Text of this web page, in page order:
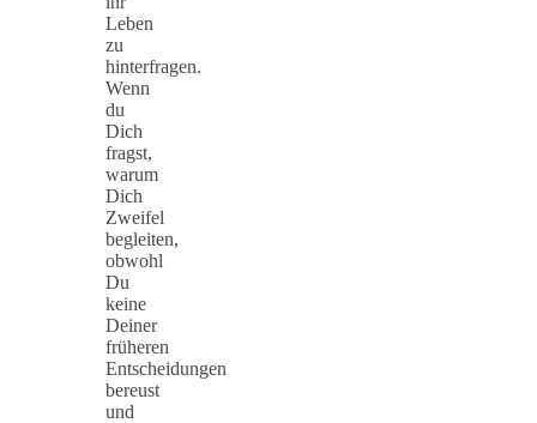
Leben
zu
hinterfragen.
Wenn
du
Dich
fragst,
warum
Dich
Zweifel
begleiten,
obwohl
Du
keine
Deiner
früheren
Entscheidungen
bereust
und